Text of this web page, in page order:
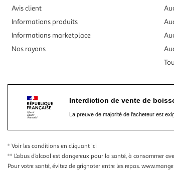
Avis client
Informations produits
Informations marketplace
Nos rayons
Interdiction de vente de
La preuve de majorité de l'acheteur est
* Voir les conditions en cliquant ici
** L’abus d’alcool est dangereux pour la santé, à consommer
Pour votre santé, évitez de grignoter entre les repas.